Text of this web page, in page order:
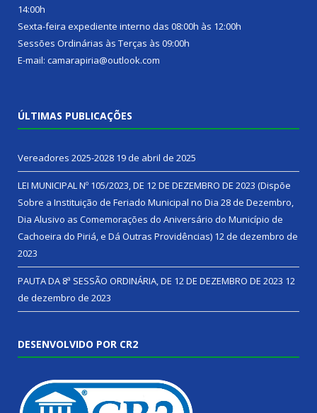
14:00h
Sexta-feira expediente interno das 08:00h às 12:00h
Sessões Ordinárias às Terças às 09:00h
E-mail: camarapiria@outlook.com
ÚLTIMAS PUBLICAÇÕES
Vereadores 2025-2028 19 de abril de 2025
LEI MUNICIPAL Nº 105/2023, DE 12 DE DEZEMBRO DE 2023 (Dispõe
Sobre a Instituição de Feriado Municipal no Dia 28 de Dezembro,
Dia Alusivo as Comemorações do Aniversário do Município de
Cachoeira do Piriá, e Dá Outras Providências) 12 de dezembro de
2023
PAUTA DA 8ª SESSÃO ORDINÁRIA, DE 12 DE DEZEMBRO DE 2023 12
de dezembro de 2023
DESENVOLVIDO POR CR2